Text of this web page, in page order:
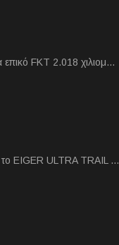
FKT 2.018 χιλιομ…
EIGER ULTRA TRAIL …